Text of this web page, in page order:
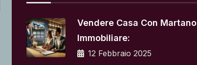
Vendere Casa Con Martano
Immobiliare:
12 Febbraio 2025